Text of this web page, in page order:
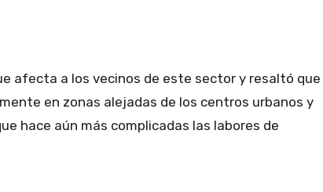
afecta a los vecinos de este sector y resaltó que
en zonas alejadas de los centros urbanos y
hace aún más complicadas las labores de